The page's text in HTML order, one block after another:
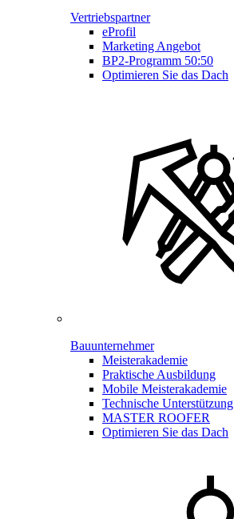
Vertriebspartner
eProfil
Marketing Angebot
BP2-Programm 50:50
Optimieren Sie das Dach
Bauunternehmer
Meisterakademie
Praktische Ausbildung
Mobile Meisterakademie
Technische Unterstützung
MASTER ROOFER
Optimieren Sie das Dach